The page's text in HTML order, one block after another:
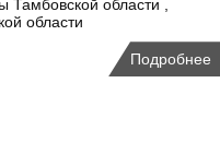
Тамбовской области ,
области
Подробнее